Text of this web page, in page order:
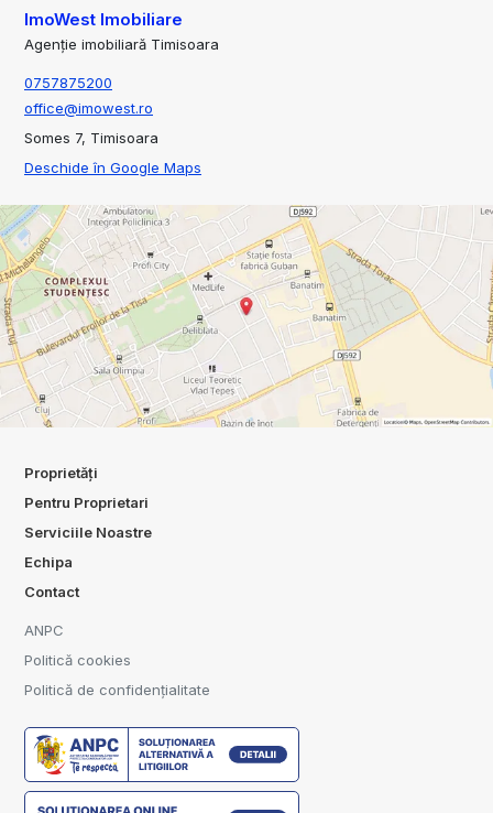
ImoWest Imobiliare
Agenție imobiliară Timisoara
0757875200
office@imowest.ro
Somes 7, Timisoara
Deschide în Google Maps
Proprietăți
Pentru Proprietari
Serviciile Noastre
Echipa
Contact
ANPC
Politică cookies
Politică de confidențialitate